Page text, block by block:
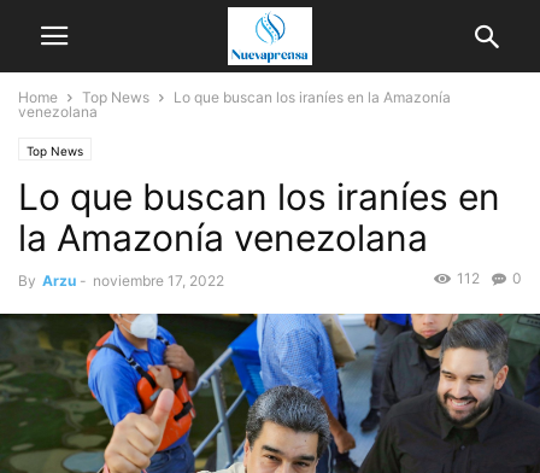
Home Top News
Lo que buscan los iraníes en la Amazonía
venezolana
Top News
Lo que buscan los iraníes en
la Amazonía venezolana
By Arzu - noviembre 17, 2022 0
112